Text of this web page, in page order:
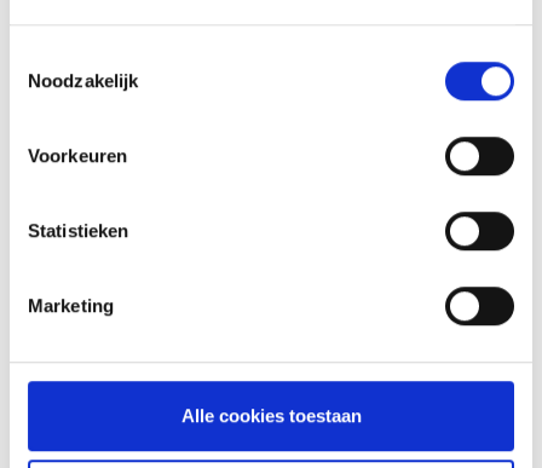
Noodzakelijk
Voorkeuren
Statistieken
Marketing
Alle cookies toestaan
INSPIRATIE
VAN ONZE GRILL MASTERS
MEER INFORMATIE